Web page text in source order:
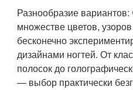
Разнообразие
множестве цветов,
бесконечно
дизайнами ногтей. От
полосок до
— выбор практически